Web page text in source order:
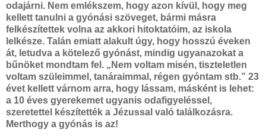
odajárni. Nem emlékszem, hogy azon kívül, hogy meg
kellett tanulni a gyónási szöveget, bármi másra
felkészítettek volna az akkori hitoktatóim, az iskola
lelkésze. Talán emiatt alakult úgy, hogy hosszú éveken
át, letudva a kötelező gyónást, mindig ugyanazokat a
bűnöket mondtam fel. „Nem voltam misén, tiszteletlen
voltam szüleimmel, tanáraimmal, régen gyóntam stb.” 23
évet kellett várnom arra, hogy lássam, másként is lehet:
a 10 éves gyerekemet ugyanis odafigyeléssel,
szeretettel készítették a Jézussal való találkozásra.
Merthogy a gyónás is az!